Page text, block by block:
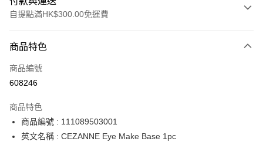
自提點滿HK$300.00免運費
信用卡
Apple Pay
PayMe
WeChat Pay
商品特色
商品編號
608246
商品特色
商品編號 : 111089503001
英文名稱 : CEZANNE Eye Make Base 1pc